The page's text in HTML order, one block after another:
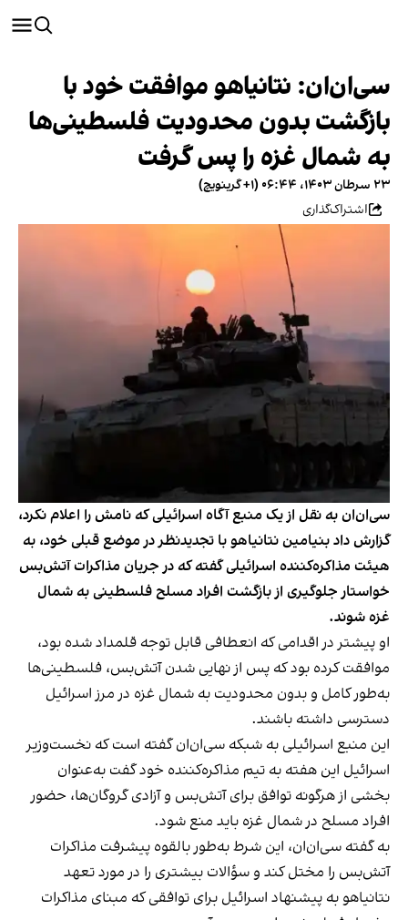
سی‌ان‌ان: نتانیاهو موافقت خود با
بازگشت بدون محدودیت فلسطینی‌ها
به شمال غزه را پس گرفت
۲۳ سرطان ۱۴۰۳، ۰۶:۴۴ (‎+۱ گرینویچ)
اشتراک‌گذاری
سی‌ان‌ان به نقل از یک منبع آگاه اسرائیلی که نامش را اعلام نکرد،
گزارش داد بنیامین نتانیاهو با تجدیدنظر در موضع قبلی خود، به
هیئت مذاکره‌کننده اسرائیلی گفته که در جریان مذاکرات آتش‌بس
خواستار جلوگیری از بازگشت افراد مسلح فلسطینی به شمال
غزه شوند.
او پیشتر در اقدامی که انعطافی قابل توجه قلمداد شده بود،
موافقت کرده بود که پس از نهایی شدن آتش‌بس، فلسطینی‌ها
به‌طور کامل و بدون محدودیت به شمال غزه در مرز اسرائیل
دسترسی داشته باشند.
این منبع اسرائیلی به شبکه سی‌ان‌ان گفته است که نخست‌وزیر
اسرائیل این هفته به تیم مذاکره‌کننده خود گفت به‌عنوان
بخشی از هرگونه توافق برای آتش‌بس و آزادی گروگان‌ها، حضور
افراد مسلح در شمال غزه باید منع شود.
به گفته سی‌ان‌ان، این شرط به‌طور بالقوه پیشرفت مذاکرات
آتش‌بس را مختل کند و سؤالات بیشتری را در مورد تعهد
نتانیاهو به پیشنهاد اسرائیل برای توافقی که مبنای مذاکرات